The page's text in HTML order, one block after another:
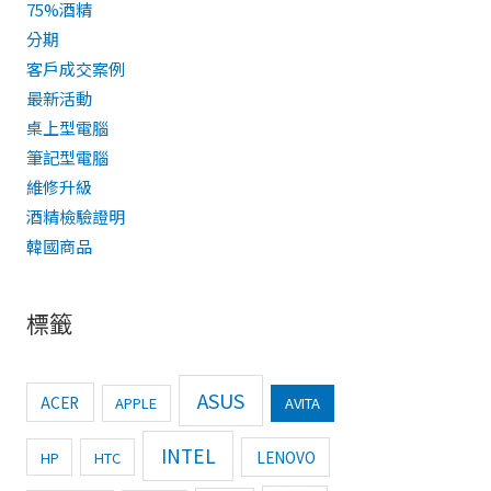
75%酒精
分期
客戶成交案例
最新活動
桌上型電腦
筆記型電腦
維修升級
酒精檢驗證明
韓國商品
標籤
ACER APPLE ASUS AVITA
HP HTC INTEL LENOVO